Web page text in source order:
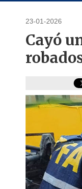
23-01-2026
Cayó